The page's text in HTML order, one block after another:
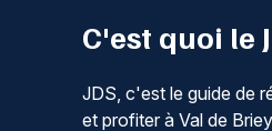
C'est quoi le
JDS, c'est le guide de
et profiter à Val de